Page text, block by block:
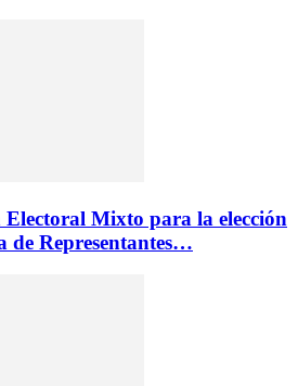
Electoral Mixto para la elección
de Representantes…